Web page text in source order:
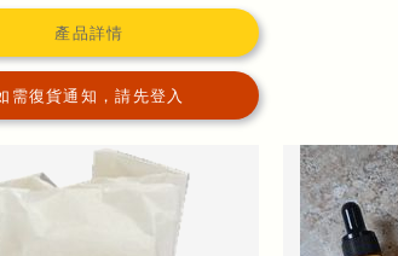
產品詳情
需復貨通知，請先登入